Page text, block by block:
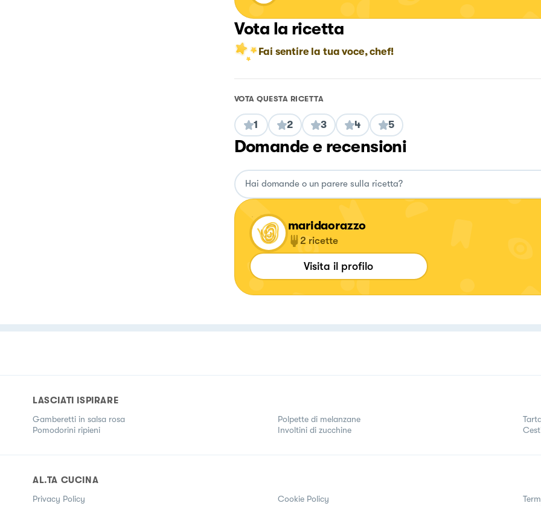
Vota la ricetta
Fai sentire la tua voce, chef!
VOTA QUESTA RICETTA
1 2 3 4 5
Domande e recensioni
maridaorazzo
2 ricette
Visita il profilo
LASCIATI ISPIRARE
Gamberetti in salsa rosa
Pomodorini ripieni
Polpette di melanzane
Involtini di zucchine
AL.TA CUCINA
Privacy Policy Cookie Policy